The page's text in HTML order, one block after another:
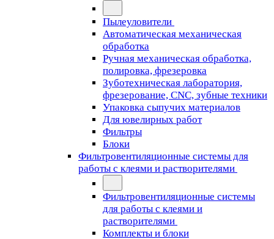
Пылеуловители
Автоматическая механическая
обработка
Ручная механическая обработка,
полировка, фрезеровка
Зуботехническая лаборатория,
фрезерование, CNC, зубные техники
Упаковка сыпучих материалов
Для ювелирных работ
Фильтры
Блоки
Фильтровентиляционные системы для
работы с клеями и растворителями
Фильтровентиляционные системы
для работы с клеями и
растворителями
Комплекты и блоки